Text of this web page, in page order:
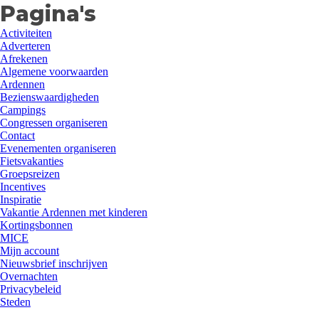
Pagina's
Activiteiten
Adverteren
Afrekenen
Algemene voorwaarden
Ardennen
Bezienswaardigheden
Campings
Congressen organiseren
Contact
Evenementen organiseren
Fietsvakanties
Groepsreizen
Incentives
Inspiratie
Vakantie Ardennen met kinderen
Kortingsbonnen
MICE
Mijn account
Nieuwsbrief inschrijven
Overnachten
Privacybeleid
Steden